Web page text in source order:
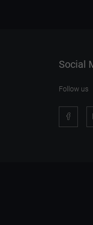
Social
Follow us